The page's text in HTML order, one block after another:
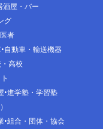
酒屋・バー
グ
者
自動車・輸送機器
高校
進学塾・学習塾
組合・団体・協会